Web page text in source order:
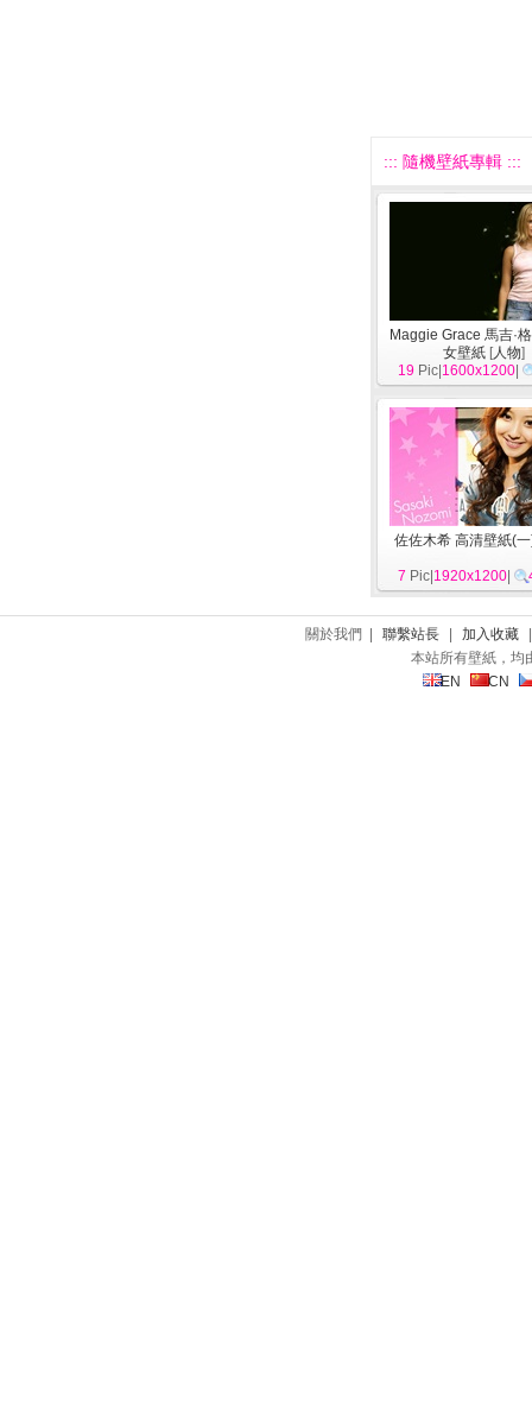
::: 隨機壁紙專輯 :::
Maggie Grace 馬吉·
女壁紙 [人物]
19 Pic| 1600x1200
佐佐木希 高清壁紙(
7 Pic| 1920x1200
關於我們 | 聯繫站長 加入收藏
本站所有壁紙，均
EN
CN